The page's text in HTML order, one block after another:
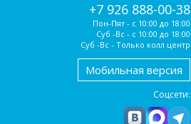
+7 926 888-00-38
Пон-Пят - с 10:00 до 18:00
Суб -Вс - с 10:00 до 18:00
Суб -Вс - Только колл центр
Мобильная версия
Соцсети: